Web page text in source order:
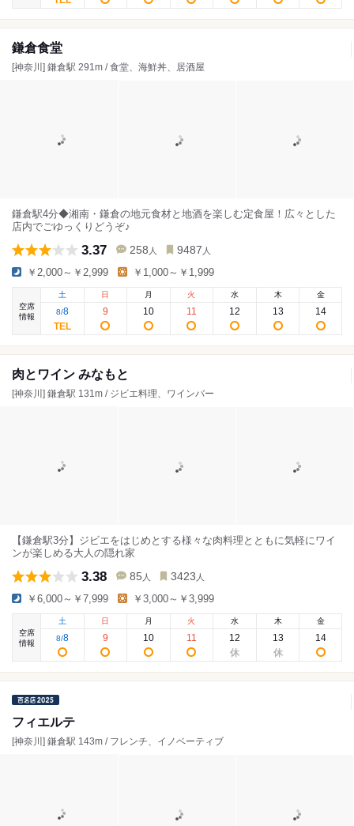
鎌倉食堂
[神奈川] 鎌倉駅 291m / 食堂、海鮮丼、居酒屋
鎌倉駅4分◆湘南・鎌倉の地元食材と地酒を楽しむ定食屋！広々とした
店内でごゆっくりどうぞ♪
3.37 258 人 9487 人
￥2,000～￥2,999 ￥1,000～￥1,999
空席
情報
土
8/8
日
9
月
10
火
11
水
12
木
13
金
14
肉とワイン みなもと
[神奈川] 鎌倉駅 131m / ジビエ料理、ワインバー
【鎌倉駅3分】ジビエをはじめとする様々な肉料理とともに気軽にワイ
ンが楽しめる大人の隠れ家
3.38 85 人 3423 人
￥6,000～￥7,999 ￥3,000～￥3,999
空席
情報
土
8/8
日
9
月
10
火
11
水
12
木
13
金
14
フィエルテ
[神奈川] 鎌倉駅 143m / フレンチ、イノベーティブ